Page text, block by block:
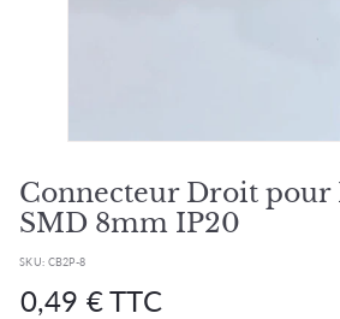
Connecteur Droit pour
SMD 8mm IP20
SKU: CB2P-8
régulier
0,49 € TTC0,49